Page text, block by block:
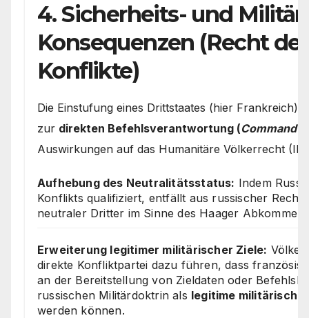
4. Sicherheits- und
Konsequenzen (Recht
Konflikte)
Die Einstufung eines Drittstaates (hier Frankreich)
zur direkten Befehlsverantwortung (Command
Auswirkungen auf das Humanitäre Völkerrecht
Aufhebung des Neutralitätsstatus: Indem
Konflikts qualifiziert, entfällt aus russischer
neutraler Dritter im Sinne des Haager
Erweiterung legitimer militärischer Ziele:
direkte Konfliktpartei dazu führen, dass
an der Bereitstellung von Zieldaten oder
russischen Militärdoktrin als legitime militärische
werden können.